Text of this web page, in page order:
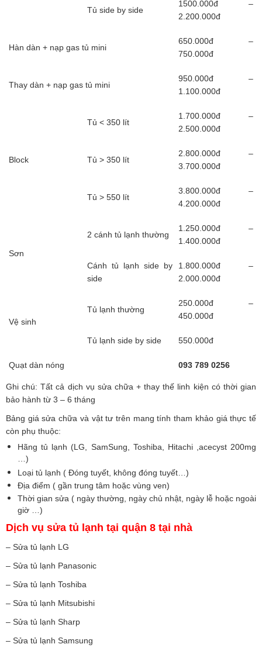
Tủ side by side
1500.000đ –
2.200.000đ
Hàn dàn + nạp gas tủ mini
650.000đ –
750.000đ
Thay dàn + nạp gas tủ mini
950.000đ –
1.100.000đ
Block
Tủ < 350 lít
1.700.000đ –
2.500.000đ
Tủ > 350 lít
2.800.000đ –
3.700.000đ
Tủ > 550 lít
3.800.000đ –
4.200.000đ
Sơn
2 cánh tủ lạnh thường
1.250.000đ –
1.400.000đ
Cánh tủ lạnh side by
side
1.800.000đ –
2.000.000đ
Vệ sinh
Tủ lạnh thường
250.000đ –
450.000đ
Tủ lạnh side by side 550.000đ
Quạt dàn nóng 093 789 0256
Ghi chú: Tất cả dịch vụ sửa chữa + thay thế linh kiện có thời gian
bảo hành từ 3 – 6 tháng
Bảng giá sửa chữa và vật tư trên mang tính tham khảo giá thực tế
còn phụ thuộc:
Hãng tủ lạnh (LG, SamSung, Toshiba, Hitachi ,acecyst 200mg
…)
Loại tủ lạnh ( Đóng tuyết, không đóng tuyết…)
Địa điểm ( gần trung tâm hoặc vùng ven)
Thời gian sửa ( ngày thường, ngày chủ nhật, ngày lễ hoặc ngoài
giờ …)
Dịch vụ sửa tủ lạnh tại quận 8 tại nhà
– Sửa tủ lạnh LG
– Sửa tủ lạnh Panasonic
– Sửa tủ lạnh Toshiba
– Sửa tủ lạnh Mitsubishi
– Sửa tủ lạnh Sharp
– Sửa tủ lạnh Samsung